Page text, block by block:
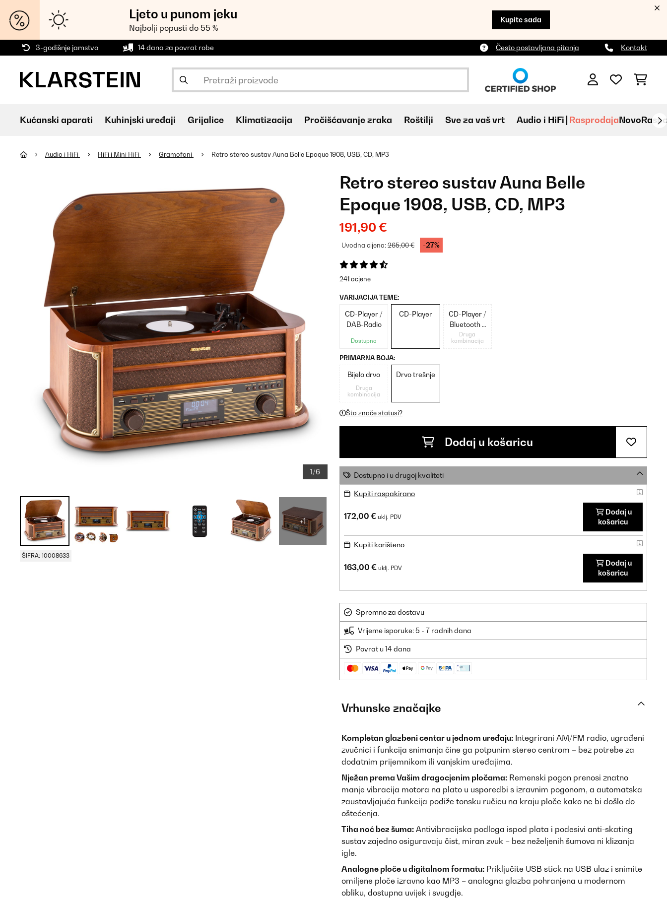
Ljeto u punom jeku
Najbolji popusti do 55 %
Kupite sada
3-godišnje jamstvo 14 dana za povrat robe Često postavljana pitanja Kontakt
Kućanski aparati Kuhinjski uređaji Grijalice Klimatizacija Pročišćavanje zraka Roštilji Sve za vaš vrt Audio i HiFi RasprodajaNovo
Audio i HiFi HiFi i Mini HiFi Gramofoni Retro stereo sustav Auna Belle Epoque 1908, USB, CD, MP3
1/6
+1
ŠIFRA: 10008633
Retro stereo sustav Auna Belle
Epoque 1908, USB, CD, MP3
191,90 €
Uvodna cijena:265,00 € -27%
241 ocjene
VARIJACIJA TEME:
CD-Player /
DAB-Radio
Dostupno
CD-Player
CD-Player /
Bluetooth /
DAB Radio
Druga
kombinacija
PRIMARNA BOJA:
Bijelo drvo
Druga
kombinacija
Drvo trešnje
Što znače statusi?
Dodaj u košaricu
Dostupno i u drugoj kvaliteti
Kupiti raspakirano
172,00 € uklj. PDV
Dodaj u
košaricu
Kupiti korišteno
163,00 € uklj. PDV
Dodaj u
košaricu
Spremno za dostavu
Vrijeme isporuke: 5 - 7 radnih dana
Povrat u 14 dana
Vrhunske značajke
Kompletan glazbeni centar u jednom uređaju: Integrirani AM/FM radio, ugrađeni
zvučnici i funkcija snimanja čine ga potpunim stereo centrom – bez potrebe za
dodatnim prijemnikom ili vanjskim uređajima.
Nježan prema Vašim dragocjenim pločama: Remenski pogon prenosi znatno
manje vibracija motora na plato u usporedbi s izravnim pogonom, a automatska
zaustavljajuća funkcija podiže tonsku ručicu na kraju ploče kako ne bi došlo do
oštećenja.
Tiha noć bez šuma: Antivibracijska podloga ispod plata i podesivi anti-skating
sustav zajedno osiguravaju čist, miran zvuk – bez neželjenih šumova ni klizanja
igle.
Analogne ploče u digitalnom formatu: Priključite USB stick na USB ulaz i snimite
omiljene ploče izravno kao MP3 – analogna glazba pohranjena u modernom
obliku, dostupna uvijek i svugdje.